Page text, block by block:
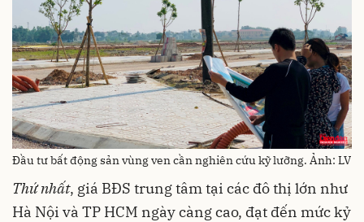
Đầu tư bất động sản vùng ven cần nghiên cứu kỹ lưỡng. Ảnh: LV
Thứ nhất, giá BĐS trung tâm tại các đô thị lớn như
Hà Nội và TP HCM ngày càng cao, đạt đến mức kỷ